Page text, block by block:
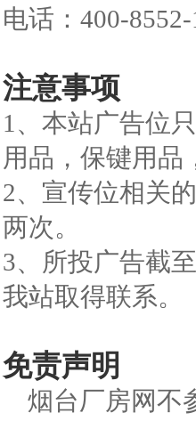
电话：400-
注意事项
1、本站广告位
用品，保键用品
2、宣传位相关
两次。
3、所投广告截
我站取得联系。
免责声明
烟台厂房网不